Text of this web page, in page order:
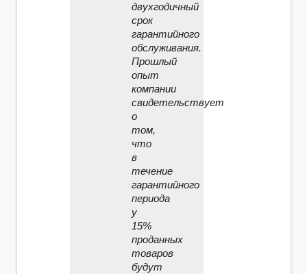
двухгодичный
срок
гарантийного
обслуживания.
Прошлый
опыт
компании
свидетельствует
о
том,
что
в
течение
гарантийного
периода
у
15%
проданных
товаров
будут